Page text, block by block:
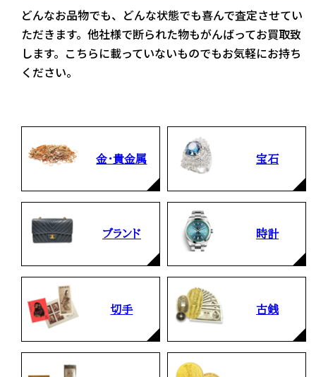
どんなお品物でも、どんな状態でも喜んで査定させてい
ただきます。他社様で断られた物もがんばってお買取致
します。こちらに載っていないものでもお気軽にお持ち
ください。
金・貴金属 宝石
ブランド 時計
切手 古銭